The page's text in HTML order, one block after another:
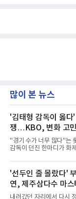
많이 본 뉴스
'김태형 감독이 옳
쟁…KBO, 변화 고
는 경기 수가 바람직
"경기 수가 너무 많다"는
감독이 던진 한마디가 화
독은 단순히 더위를 이야
폭염, 부상 등 변수가 늘
팀당 144경기 체제가 과
을 던졌다.물론 144경기
많은 숫자는 아니다. 메이
'선두인 줄 몰랐다'
연, 제주삼다수 마
두
내려갔던 자리에서 다시